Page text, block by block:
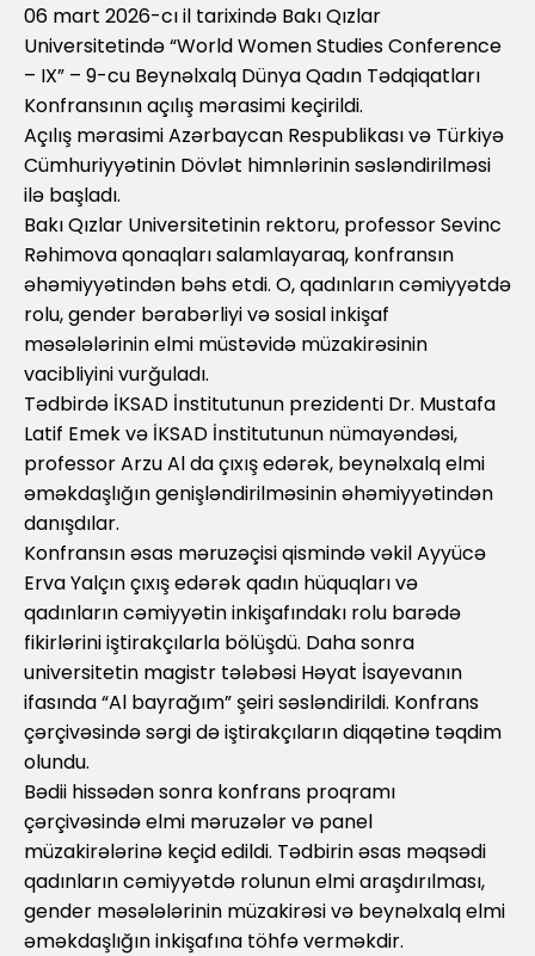
06 mart 2026-cı il tarixində Bakı Qızlar
Universitetində “World Women Studies Conference
– IX” – 9-cu Beynəlxalq Dünya Qadın Tədqiqatları
Konfransının açılış mərasimi keçirildi.
Açılış mərasimi Azərbaycan Respublikası və Türkiyə
Cümhuriyyətinin Dövlət himnlərinin səsləndirilməsi
ilə başladı.
Bakı Qızlar Universitetinin rektoru, professor Sevinc
Rəhimova qonaqları salamlayaraq, konfransın
əhəmiyyətindən bəhs etdi. O, qadınların cəmiyyətdə
rolu, gender bərabərliyi və sosial inkişaf
məsələlərinin elmi müstəvidə müzakirəsinin
vacibliyini vurğuladı.
Tədbirdə İKSAD İnstitutunun prezidenti Dr. Mustafa
Latif Emek və İKSAD İnstitutunun nümayəndəsi,
professor Arzu Al da çıxış edərək, beynəlxalq elmi
əməkdaşlığın genişləndirilməsinin əhəmiyyətindən
danışdılar.
Konfransın əsas məruzəçisi qismində vəkil Ayyücə
Erva Yalçın çıxış edərək qadın hüquqları və
qadınların cəmiyyətin inkişafındakı rolu barədə
fikirlərini iştirakçılarla bölüşdü. Daha sonra
universitetin magistr tələbəsi Həyat İsayevanın
ifasında “Al bayrağım” şeiri səsləndirildi. Konfrans
çərçivəsində sərgi də iştirakçıların diqqətinə təqdim
olundu.
Bədii hissədən sonra konfrans proqramı
çərçivəsində elmi məruzələr və panel
müzakirələrinə keçid edildi. Tədbirin əsas məqsədi
qadınların cəmiyyətdə rolunun elmi araşdırılması,
gender məsələlərinin müzakirəsi və beynəlxalq elmi
əməkdaşlığın inkişafına töhfə verməkdir.